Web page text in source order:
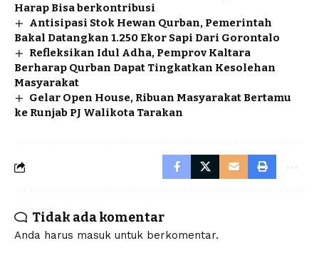
Harap Bisa berkontribusi
Antisipasi Stok Hewan Qurban, Pemerintah
Bakal Datangkan 1.250 Ekor Sapi Dari Gorontalo
Refleksikan Idul Adha, Pemprov Kaltara
Berharap Qurban Dapat Tingkatkan Kesolehan
Masyarakat
Gelar Open House, Ribuan Masyarakat Bertamu
ke Runjab PJ Walikota Tarakan
Tidak ada komentar
Anda harus masuk untuk berkomentar.